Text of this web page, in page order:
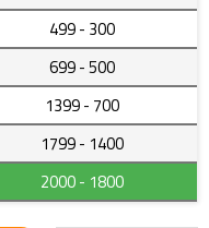
300
- 499
500
- 699
700
- 1399
1400
- 1799
1800
- 2000
المثبت
في
quantity